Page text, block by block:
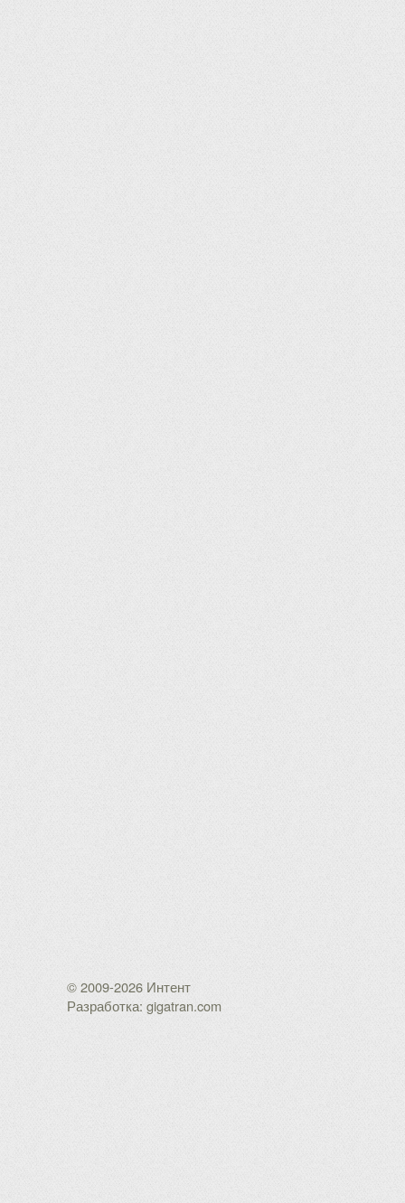
© 2009-2026 Интент
Разработка: gigatran.com